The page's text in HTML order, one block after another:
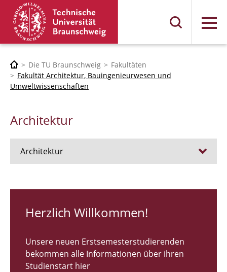
Menü
Die TU Braunschweig
Fakultäten
Fakultät Architektur, Bauingenieurwesen und
Umweltwissenschaften
Architektur
Architektur
RUNDGANG 26
Bachelor Architektur
Herzlich Willkommen!
Unsere neuen Erstsemesterstudierenden
bekommen alle Informationen über ihren
Studienstart hier